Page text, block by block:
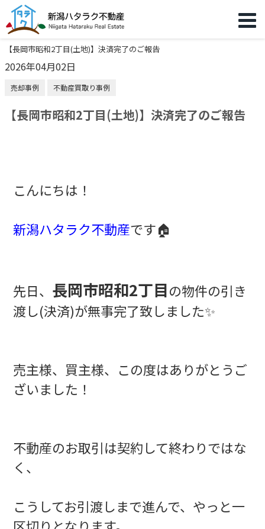
【長岡市昭和2丁目(土地)】決済完了のご報告
2026年04月02日
売却事例 不動産買取り事例
【長岡市昭和2丁目(土地)】決済完了のご報告
こんにちは！
新潟ハタラク不動産です🏠
先日、 長岡市昭和2丁目の物件の引き
渡し(決済)が無事完了致しました✨
売主様、買主様、この度はありがとうご
ざいました！
不動産のお取引は契約して終わりではな
く、
こうしてお引渡しまで進んで、やっと一